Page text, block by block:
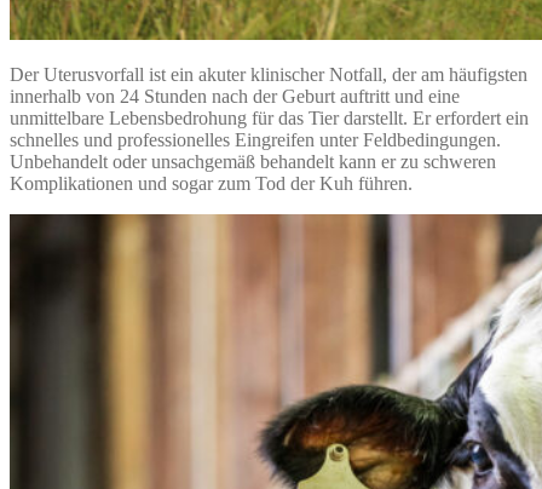
Der Uterusvorfall ist ein akuter klinischer Notfall, der am häufigsten
innerhalb von 24 Stunden nach der Geburt auftritt und eine
unmittelbare Lebensbedrohung für das Tier darstellt. Er erfordert ein
schnelles und professionelles Eingreifen unter Feldbedingungen.
Unbehandelt oder unsachgemäß behandelt kann er zu schweren
Komplikationen und sogar zum Tod der Kuh führen.